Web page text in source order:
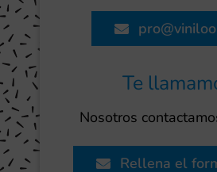
Te
Nosotros
Rellena el